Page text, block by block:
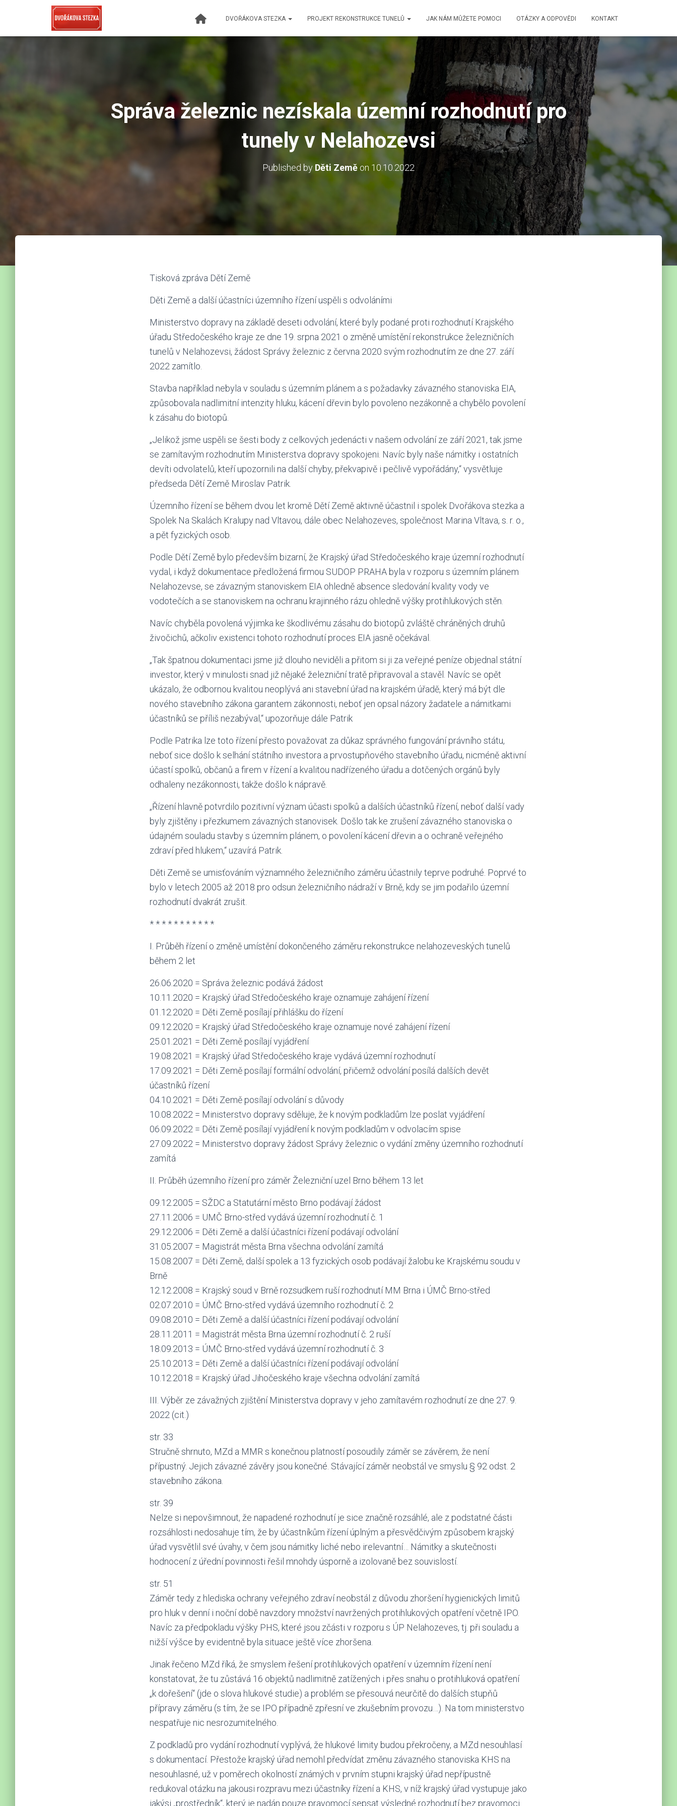
DVOŘÁKOVA STEZKA PROJEKT REKONSTRUKCE TUNELŮ JAK NÁM MŮŽETE POMOCI OTÁZKY A ODPOVĚDI KONTAKT
Správa železnic nezískala územní rozhodnutí pro
tunely v Nelahozevsi
Published by Děti Zeměon 10.10.2022
Tisková zpráva Dětí Země
Děti Země a další účastníci územního řízení uspěli s odvoláními
Ministerstvo dopravy na základě deseti odvolání, které byly podané proti rozhodnutí Krajského
úřadu Středočeského kraje ze dne 19. srpna 2021 o změně umístění rekonstrukce železničních
tunelů v Nelahozevsi, žádost Správy železnic z června 2020 svým rozhodnutím ze dne 27. září
2022 zamítlo.
Stavba například nebyla v souladu s územním plánem a s požadavky závazného stanoviska EIA,
způsobovala nadlimitní intenzity hluku, kácení dřevin bylo povoleno nezákonně a chybělo povolení
k zásahu do biotopů.
„Jelikož jsme uspěli se šesti body z celkových jedenácti v našem odvolání ze září 2021, tak jsme
se zamítavým rozhodnutím Ministerstva dopravy spokojeni. Navíc byly naše námitky i ostatních
devíti odvolatelů, kteří upozornili na další chyby, překvapivě i pečlivě vypořádány,“ vysvětluje
předseda Dětí Země Miroslav Patrik.
Územního řízení se během dvou let kromě Dětí Země aktivně účastnil i spolek Dvořákova stezka a
Spolek Na Skalách Kralupy nad Vltavou, dále obec Nelahozeves, společnost Marina Vltava, s. r. o.,
a pět fyzických osob.
Podle Dětí Země bylo především bizarní, že Krajský úřad Středočeského kraje územní rozhodnutí
vydal, i když dokumentace předložená firmou SUDOP PRAHA byla v rozporu s územním plánem
Nelahozevse, se závazným stanoviskem EIA ohledně absence sledování kvality vody ve
vodotečích a se stanoviskem na ochranu krajinného rázu ohledně výšky protihlukových stěn.
Navíc chyběla povolená výjimka ke škodlivému zásahu do biotopů zvláště chráněných druhů
živočichů, ačkoliv existenci tohoto rozhodnutí proces EIA jasně očekával.
„Tak špatnou dokumentaci jsme již dlouho neviděli a přitom si ji za veřejné peníze objednal státní
investor, který v minulosti snad již nějaké železniční tratě připravoval a stavěl. Navíc se opět
ukázalo, že odbornou kvalitou neoplývá ani stavební úřad na krajském úřadě, který má být dle
nového stavebního zákona garantem zákonnosti, neboť jen opsal názory žadatele a námitkami
účastníků se příliš nezabýval,“ upozorňuje dále Patrik
Podle Patrika lze toto řízení přesto považovat za důkaz správného fungování právního státu,
neboť sice došlo k selhání státního investora a prvostupňového stavebního úřadu, nicméně aktivní
účastí spolků, občanů a firem v řízení a kvalitou nadřízeného úřadu a dotčených orgánů byly
odhaleny nezákonnosti, takže došlo k nápravě.
„Řízení hlavně potvrdilo pozitivní význam účasti spolků a dalších účastníků řízení, neboť další vady
byly zjištěny i přezkumem závazných stanovisek. Došlo tak ke zrušení závazného stanoviska o
údajném souladu stavby s územním plánem, o povolení kácení dřevin a o ochraně veřejného
zdraví před hlukem,“ uzavírá Patrik.
Děti Země se umisťováním významného železničního záměru účastnily teprve podruhé. Poprvé to
bylo v letech 2005 až 2018 pro odsun železničního nádraží v Brně, kdy se jim podařilo územní
rozhodnutí dvakrát zrušit.
* * * * * * * * * * *
I. Průběh řízení o změně umístění dokončeného záměru rekonstrukce nelahozeveských tunelů
během 2 let
26.06.2020 = Správa železnic podává žádost
10.11.2020 = Krajský úřad Středočeského kraje oznamuje zahájení řízení
01.12.2020 = Děti Země posílají přihlášku do řízení
09.12.2020 = Krajský úřad Středočeského kraje oznamuje nové zahájení řízení
25.01.2021 = Děti Země posílají vyjádření
19.08.2021 = Krajský úřad Středočeského kraje vydává územní rozhodnutí
17.09.2021 = Děti Země posílají formální odvolání, přičemž odvolání posílá dalších devět
účastníků řízení
04.10.2021 = Děti Země posílají odvolání s důvody
10.08.2022 = Ministerstvo dopravy sděluje, že k novým podkladům lze poslat vyjádření
06.09.2022 = Děti Země posílají vyjádření k novým podkladům v odvolacím spise
27.09.2022 = Ministerstvo dopravy žádost Správy železnic o vydání změny územního rozhodnutí
zamítá
II. Průběh územního řízení pro záměr Železniční uzel Brno během 13 let
09.12.2005 = SŽDC a Statutární město Brno podávají žádost
27.11.2006 = UMČ Brno-střed vydává územní rozhodnutí č. 1
29.12.2006 = Děti Země a další účastníci řízení podávají odvolání
31.05.2007 = Magistrát města Brna všechna odvolání zamítá
15.08.2007 = Děti Země, další spolek a 13 fyzických osob podávají žalobu ke Krajskému soudu v
Brně
12.12.2008 = Krajský soud v Brně rozsudkem ruší rozhodnutí MM Brna i ÚMČ Brno-střed
02.07.2010 = ÚMČ Brno-střed vydává územního rozhodnutí č. 2
09.08.2010 = Děti Země a další účastníci řízení podávají odvolání
28.11.2011 = Magistrát města Brna územní rozhodnutí č. 2 ruší
18.09.2013 = ÚMČ Brno-střed vydává územní rozhodnutí č. 3
25.10.2013 = Děti Země a další účastníci řízení podávají odvolání
10.12.2018 = Krajský úřad Jihočeského kraje všechna odvolání zamítá
III. Výběr ze závažných zjištění Ministerstva dopravy v jeho zamítavém rozhodnutí ze dne 27. 9.
2022 (cit.)
str. 33
Stručně shrnuto, MZd a MMR s konečnou platností posoudily záměr se závěrem, že není
přípustný. Jejich závazné závěry jsou konečné. Stávající záměr neobstál ve smyslu § 92 odst. 2
stavebního zákona.
str. 39
Nelze si nepovšimnout, že napadené rozhodnutí je sice značně rozsáhlé, ale z podstatné části
rozsáhlosti nedosahuje tím, že by účastníkům řízení úplným a přesvědčivým způsobem krajský
úřad vysvětlil své úvahy, v čem jsou námitky liché nebo irelevantní… Námitky a skutečnosti
hodnocení z úřední povinnosti řešil mnohdy úsporně a izolovaně bez souvislostí.
str. 51
Záměr tedy z hlediska ochrany veřejného zdraví neobstál z důvodu zhoršení hygienických limitů
pro hluk v denní i noční době navzdory množství navržených protihlukových opatření včetně IPO.
Navíc za předpokladu výšky PHS, které jsou zčásti v rozporu s ÚP Nelahozeves, tj. při souladu a
nižší výšce by evidentně byla situace ještě více zhoršena.
Jinak řečeno MZd říká, že smyslem řešení protihlukových opatření v územním řízení není
konstatovat, že tu zůstává 16 objektů nadlimitně zatížených i přes snahu o protihluková opatření
„k dořešení“ (jde o slova hlukové studie) a problém se přesouvá neurčitě do dalších stupňů
přípravy záměru (s tím, že se IPO případně zpřesní ve zkušebním provozu…). Na tom ministerstvo
nespatřuje nic nesrozumitelného.
Z podkladů pro vydání rozhodnutí vyplývá, že hlukové limity budou překročeny, a MZd nesouhlasí
s dokumentací. Přestože krajský úřad nemohl předvídat změnu závazného stanoviska KHS na
nesouhlasné, už v poměrech okolností známých v prvním stupni krajský úřad nepřípustně
redukoval otázku na jakousi rozpravu mezi účastníky řízení a KHS, v níž krajský úřad vystupuje jako
jakýsi „prostředník“, který je nadán pouze pravomocí sepsat výsledné rozhodnutí bez pravomoci